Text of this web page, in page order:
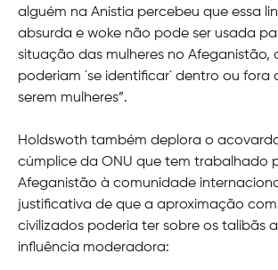
alguém na Anistia percebeu que essa
absurda e woke não pode ser usada
situação das mulheres no Afeganistão,
poderiam ´se identificar´ dentro ou
serem mulheres”.
Holdswoth também deplora o
cúmplice da ONU que tem trabalhado
Afeganistão à comunidade
justificativa de que a aproximação com
civilizados poderia ter sobre os talibãs
influência moderadora: